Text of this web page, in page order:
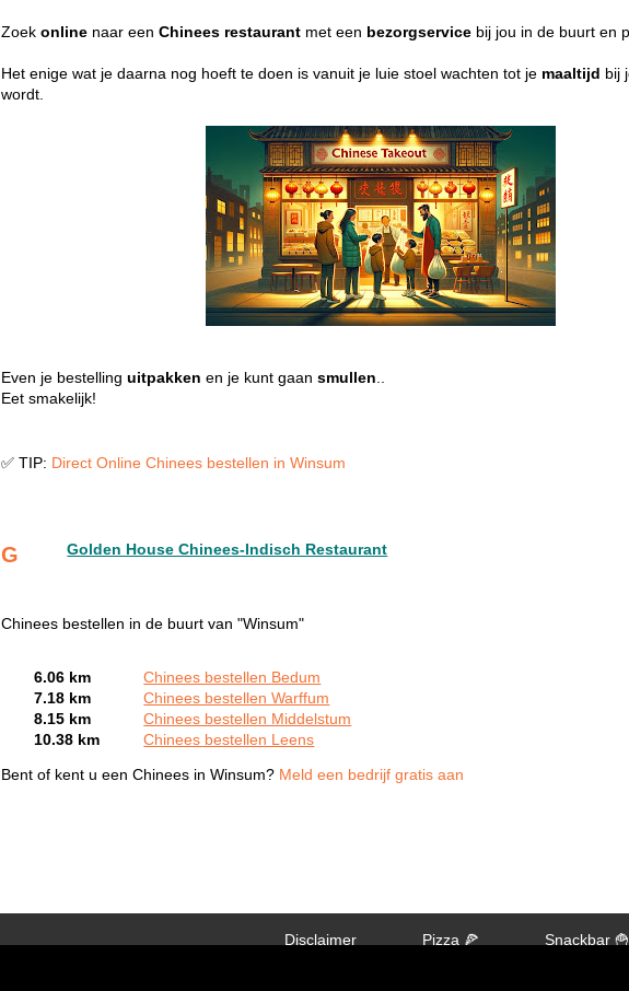
Zoekonline naar eenChinees restaurant met een bezorgservice bij jou in de buurt en
Het enige wat je daarna nog hoeft te doen is vanuit je luie stoel wachten tot je maaltijd bij
wordt.
Even je bestellinguitpakken en je kunt gaansmullen
Eet smakelijk!
✅ TIP: Direct Online Chinees bestellen in Winsum
G Golden House Chinees-Indisch Restaurant
Chinees bestellen in de buurt van "Winsum"
6.06 km
Chinees bestellen Bedum
7.18 km
Chinees bestellen Warffum
8.15 km
Chinees bestellen Middelstum
10.38 km
Chinees bestellen Leens
Bent of kent u een Chinees in Winsum? Meld een bedrijf gratis aan
Snackbar 🍟
Pizza 🍕
Disclaimer